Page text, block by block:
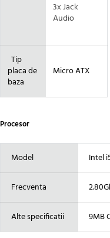
3x Jack
Audio
Tip
placa de
baza
Micro ATX
Procesor
Model Intel
Frecventa
Alte specificatii 9MB